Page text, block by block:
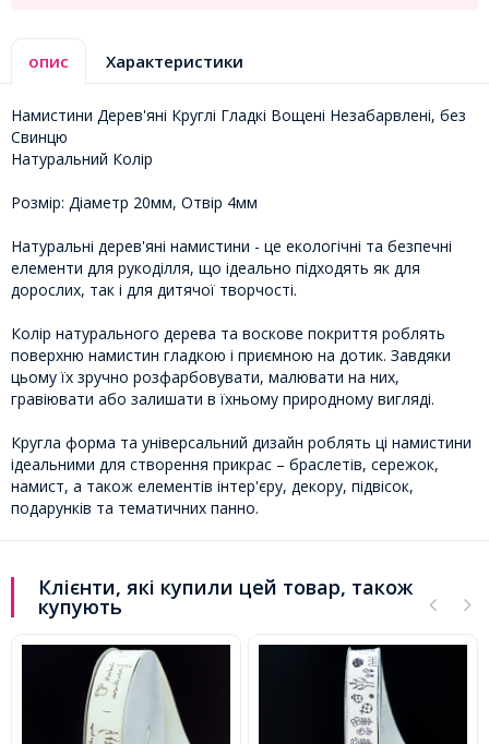
опис Характеристики
Намистини Дерев'яні Круглі Гладкі Вощені Незабарвлені, без
Свинцю
Натуральний Колір
Розмір: Діаметр 20мм, Отвір 4мм
Натуральні дерев'яні намистини - це екологічні та безпечні
елементи для рукоділля, що ідеально підходять як для
дорослих, так і для дитячої творчості.
Колір натурального дерева та воскове покриття роблять
поверхню намистин гладкою і приємною на дотик. Завдяки
цьому їх зручно розфарбовувати, малювати на них,
гравіювати або залишати в їхньому природному вигляді.
Кругла форма та універсальний дизайн роблять ці намистини
ідеальними для створення прикрас – браслетів, сережок,
намист, а також елементів інтер'єру, декору, підвісок,
подарунків та тематичних панно.
Клієнти, які купили цей товар, також
купують